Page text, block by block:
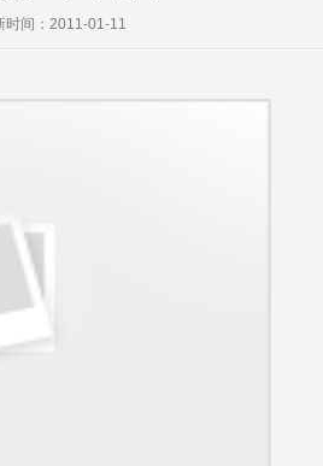
时间：2011-01-11